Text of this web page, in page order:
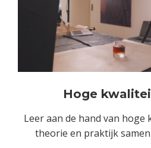
Hoge
Leer aan de hand van hoge
theorie en praktijk